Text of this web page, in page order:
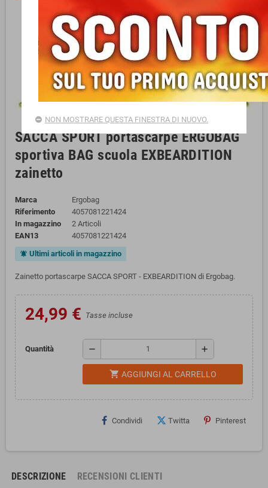
SACCA SPORT portascarpe ERGOBAG
sportiva BAG scuola EXBEARDITION
zainetto
Marca
Ergobag
Riferimento
4057081221424
In magazzino
2 Articoli
EAN13
4057081221424
notifications_active Ultimi articoli in magazzino
Zainetto portascarpe SACCA SPORT - EXBEARDITION di Ergobag.
24,99 € Tasse incluse
Quantità remove add
shopping_cart AGGIUNGI AL CARRELLO
Condividi Twitta Pinterest
DESCRIZIONE RECENSIONI CLIENTI
NON MOSTRARE QUESTA FINESTRA DI NUOVO.